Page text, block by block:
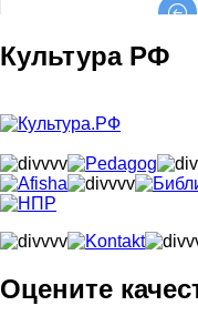
Культура РФ
Оцените